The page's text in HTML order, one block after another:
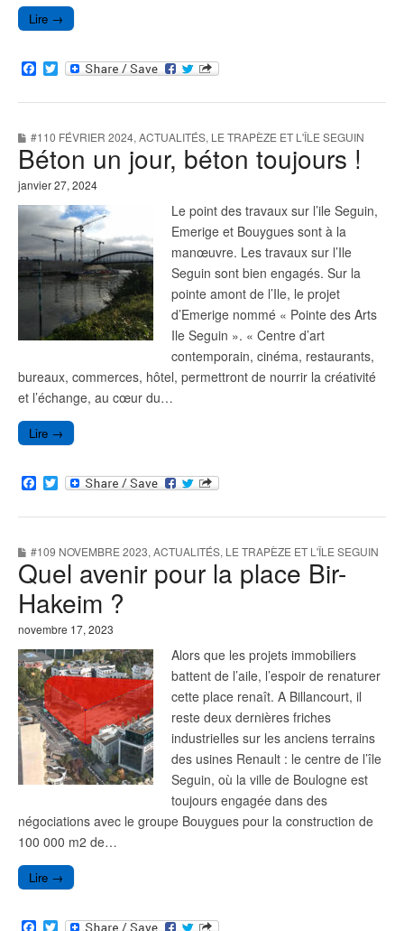
Lire →
F
a
c
o
o
k
T
w
i
e
r
#110 FÉVRIER 2024, ACTUALITÉS, LE TRAPÈZE ET L'ÎLE SEGUIN
Béton un jour, béton toujours !
janvier 27, 2024
Le point des travaux sur l’ile Seguin,
Emerige et Bouygues sont à la
manœuvre. Les travaux sur l’Ile
Seguin sont bien engagés. Sur la
pointe amont de l’Ile, le projet
d’Emerige nommé « Pointe des Arts
Ile Seguin ». « Centre d’art
contemporain, cinéma, restaurants,
bureaux, commerces, hôtel, permettront de nourrir la créativité
et l’échange, au cœur du…
Lire →
F
a
c
o
o
k
T
w
i
e
r
#109 NOVEMBRE 2023, ACTUALITÉS, LE TRAPÈZE ET L'ÎLE SEGUIN
Quel avenir pour la place Bir-
Hakeim ?
novembre 17, 2023
Alors que les projets immobiliers
battent de l’aile, l’espoir de renaturer
cette place renaît. A Billancourt, il
reste deux dernières friches
industrielles sur les anciens terrains
des usines Renault : le centre de l’île
Seguin, où la ville de Boulogne est
toujours engagée dans des
négociations avec le groupe Bouygues pour la construction de
100 000 m2 de…
Lire →